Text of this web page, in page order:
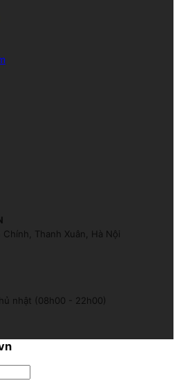
Thanh Xuân, Hà Nội
nhật (08h00 - 22h00)